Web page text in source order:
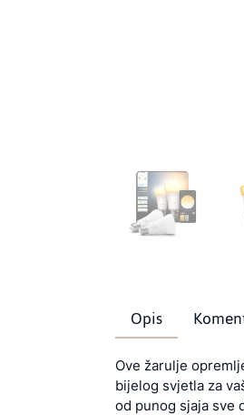
Opis
Ove žarulje
bijelog svjetla za
od punog sjaja sve